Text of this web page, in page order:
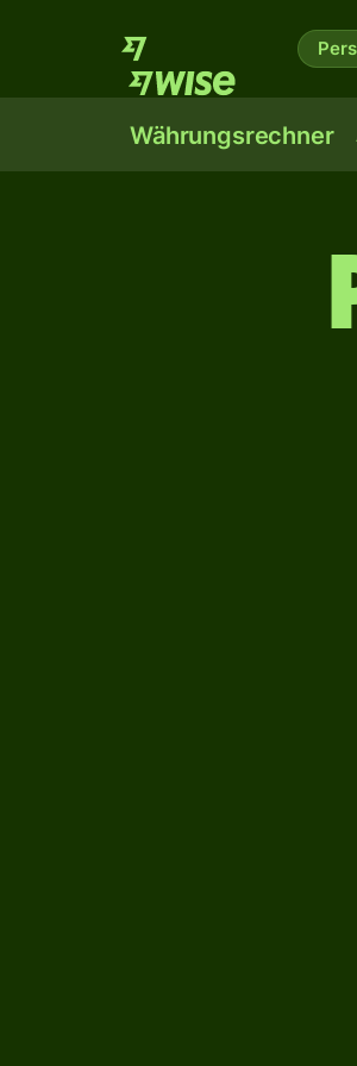
Währungsrechner